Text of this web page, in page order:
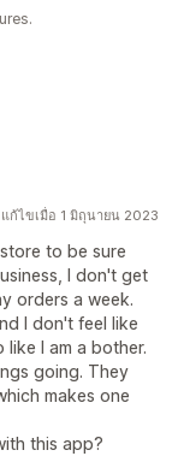
แก้ไขเมื่อ 1 มิถุนายน 2023
to be sure
I don't get
orders a week.
I don't feel like
like I am a bother.
going. They
makes one
this app?